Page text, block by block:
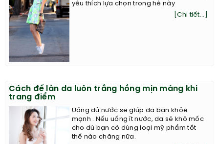
yêu thích lựa chọn trong hè này
[Chi tiết...]
Cách để làn da luôn trắng hồng mịn màng khi
trang điểm
Uống đủ nước sẽ giúp da bạn khỏe
mạnh . Nếu uống ít nước, da sẽ khô mốc
cho dù bạn có dùng loại mỹ phẩm tốt
thế nào chăng nữa.